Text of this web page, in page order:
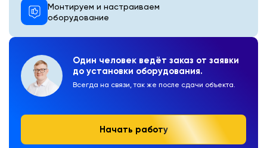
Один человек ведёт заказ от заявки
до установки оборудования.
Всегда на связи, так же после сдачи объекта.
Начать работу
Монтируем и настраиваем
оборудование